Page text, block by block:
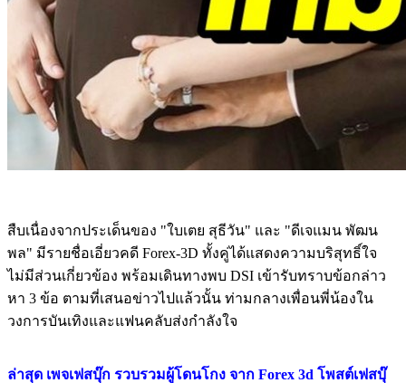
สืบเนื่องจากประเด็นของ "ใบเตย สุธีวัน" และ "ดีเจแมน พัฒน
พล" มีรายชื่อเอี่ยวคดี Forex-3D ทั้งคู่ได้แสดงความบริสุทธิ์ใจ
ไม่มีส่วนเกี่ยวข้อง พร้อมเดินทางพบ DSI เข้ารับทราบข้อกล่าว
หา 3 ข้อ ตามที่เสนอข่าวไปแล้วนั้น ท่ามกลางเพื่อนพี่น้องใน
วงการบันเทิงและแฟนคลับส่งกำลังใจ
ล่าสุด เพจเฟสบุ๊ก รวบรวมผู้โดนโกง จาก Forex 3d โพสต์เฟสบุ๊